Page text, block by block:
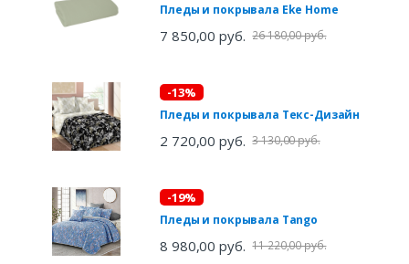
Пледы и покрывала Eke Home
7 850,00 руб. 26 180,00 руб.
-13%
Пледы и покрывала Текс-Дизайн
2 720,00 руб. 3 130,00 руб.
-19%
Пледы и покрывала Tango
8 980,00 руб. 11 220,00 руб.